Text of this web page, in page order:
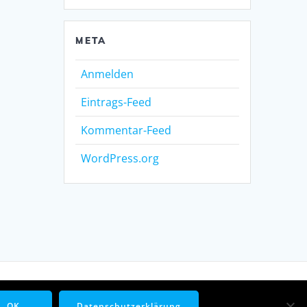
META
Anmelden
Eintrags-Feed
Kommentar-Feed
WordPress.org